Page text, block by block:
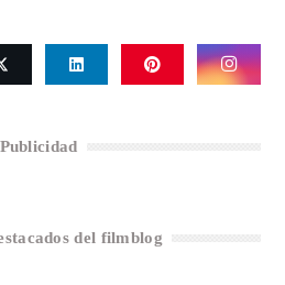
Publicidad
del filmblog